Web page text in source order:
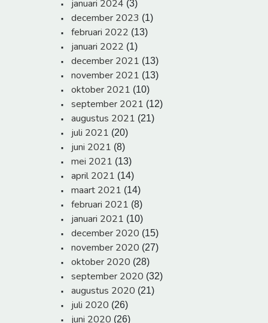
januari 2024 (3)
december 2023 (1)
februari 2022 (13)
januari 2022 (1)
december 2021 (13)
november 2021 (13)
oktober 2021 (10)
september 2021 (12)
augustus 2021 (21)
juli 2021 (20)
juni 2021 (8)
mei 2021 (13)
april 2021 (14)
maart 2021 (14)
februari 2021 (8)
januari 2021 (10)
december 2020 (15)
november 2020 (27)
oktober 2020 (28)
september 2020 (32)
augustus 2020 (21)
juli 2020 (26)
juni 2020 (26)